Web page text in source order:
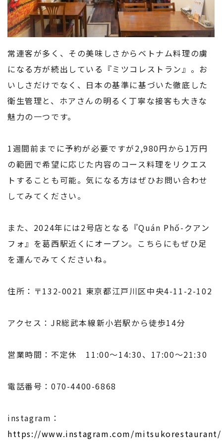
常連客が多く、その美味しさからベトナム料理の虜
になる方が続出している『ミツコレストラン』。お
いしさだけでなく、日本の基準に基づいた徹底した
衛生管理と、ホアさんの明るく丁寧な接客も大きな
魅力の一つです。
1週間前までに予約が必要ですが2,980円から1万円
の範囲で希望に応じた内容のコース料理をリクエス
トすることも可能。気になる方はぜひお問い合わせ
してみてください。
また、2024年には2号店となる『Quán Phố-クアン
フォ』を葛西駅近くにオープン。こちらにもぜひ足
を運んでみてくださいね。
住所：〒132-0021 東京都江戸川区中央4-11-2-102
アクセス：JR総武本線新小岩駅から徒歩14分
営業時間：不定休 11:00～14:30、17:00～21:30
電話番号：070-4400-6868
instagram：
https://www.instagram.com/mitsukorestaurant/